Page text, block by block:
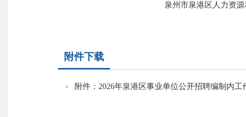
泉州市泉港区人力资
附件下载
附件：2026年泉港区事业单位公开招聘编制内